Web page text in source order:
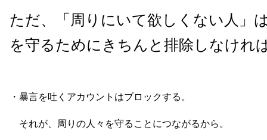
ただ、「周りにいて欲しくない人」
を守るためにきちんと排除しなけれ
・暴言を吐くアカウントはブロックする。
それが、周りの人々を守ることにつながるから。